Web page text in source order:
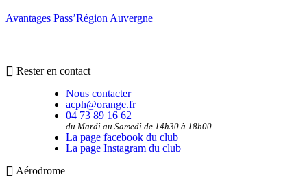
Avantages Pass’Région Auvergne
Rester en contact
Nous contacter
acph@orange.fr
04 73 89 16 62
du Mardi au Samedi de 14h30 à 18h00
La page facebook du club
La page Instagram du club
Aérodrome